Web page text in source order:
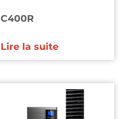
C400R
Lire la suite